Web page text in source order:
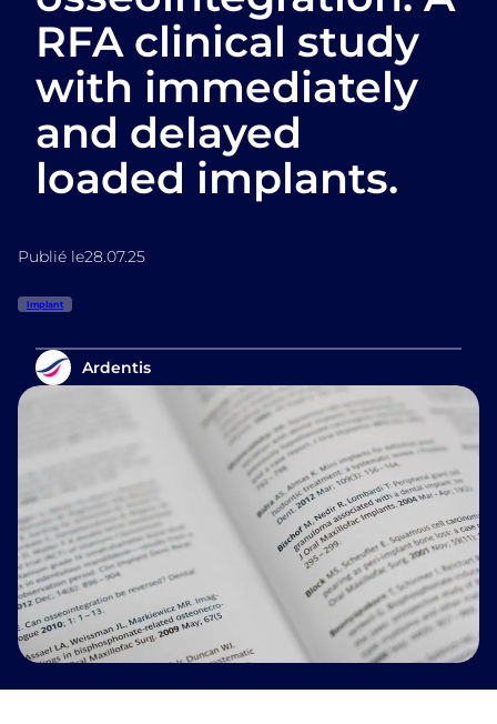
RFA clinical study
with immediately
and delayed
loaded implants.
Publié le28.07.25
Implant
Ardentis